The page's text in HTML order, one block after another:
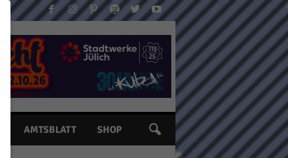
AMTSBLATT SHOP